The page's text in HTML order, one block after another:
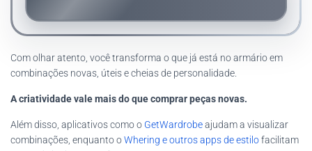
Com olhar atento, você transforma o que já está no armário em
combinações novas, úteis e cheias de personalidade.
A criatividade vale mais do que comprar peças novas.
Além disso, aplicativos como o GetWardrobeajudam a visualizar
combinações, enquanto oWhering e outros apps de estilofacilitam